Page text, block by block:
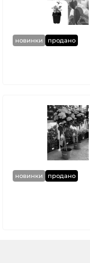
новинки продано
новинки продано